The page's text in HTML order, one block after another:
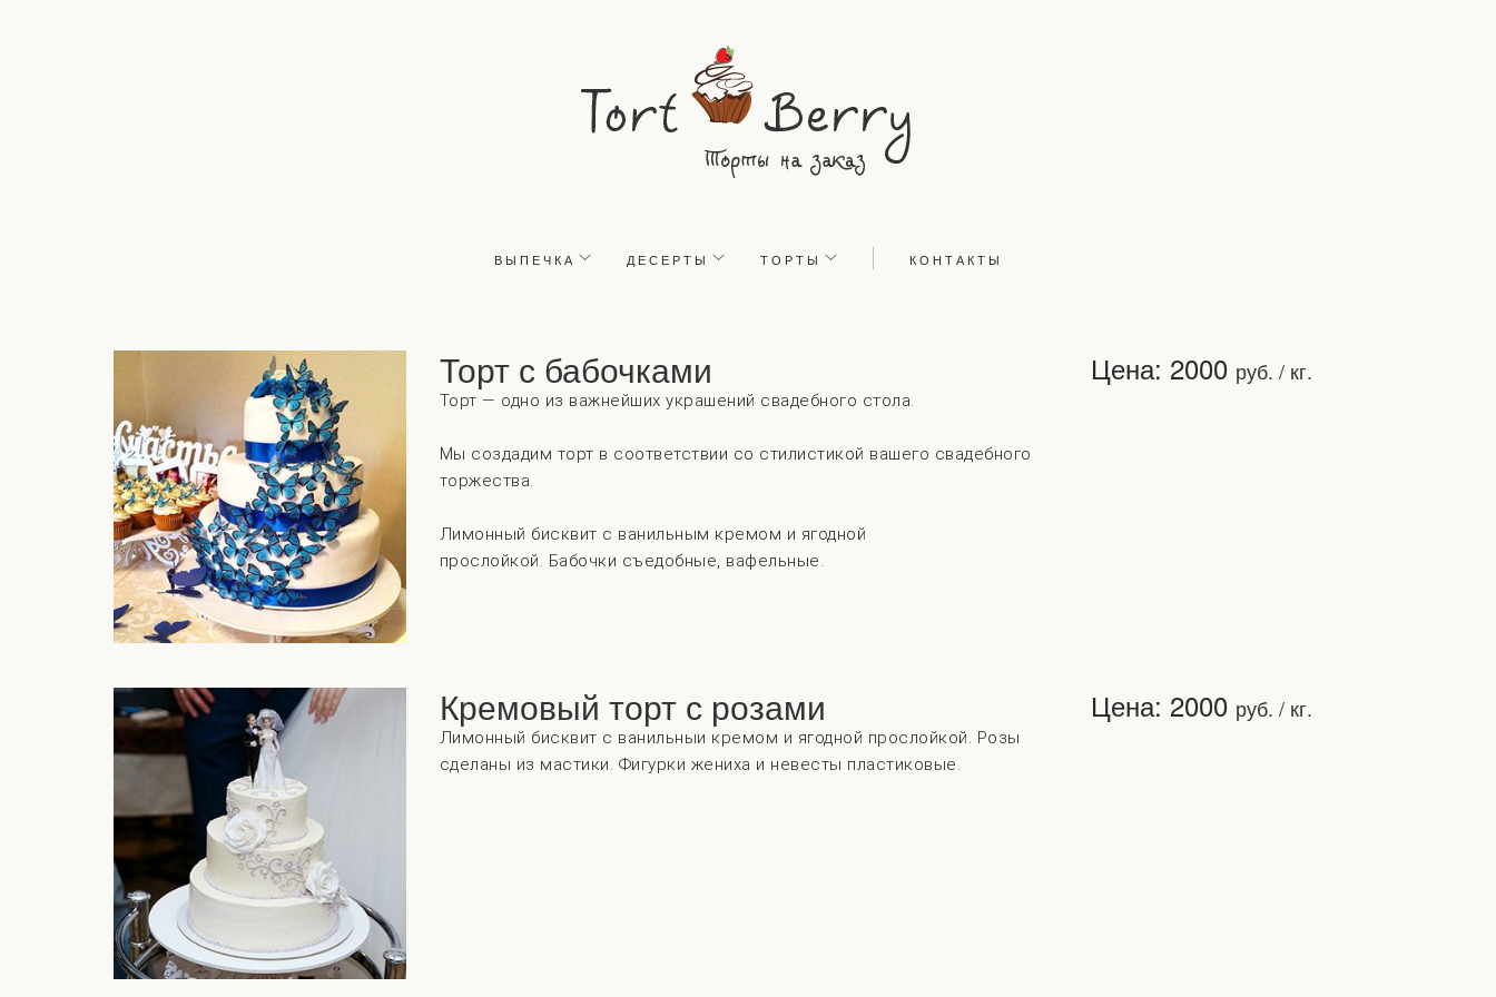
ВЫПЕЧКА ДЕСЕРТЫ ТОРТЫ КОНТАКТЫ
Торт с бабочками
Торт — одно из важнейших украшений свадебного стола.
Мы создадим торт в соответствии со стилистикой вашего свадебного
торжества.
Лимонный бисквит с ванильным кремом и ягодной
прослойкой. Бабочки съедобные, вафельные.
Цена: 2000 руб. / кг.
Кремовый торт с розами
Лимонный бисквит с ванильныи кремом и ягодной прослойкой. Розы
сделаны из мастики. Фигурки жениха и невесты пластиковые.
Цена: 2000 руб. / кг.